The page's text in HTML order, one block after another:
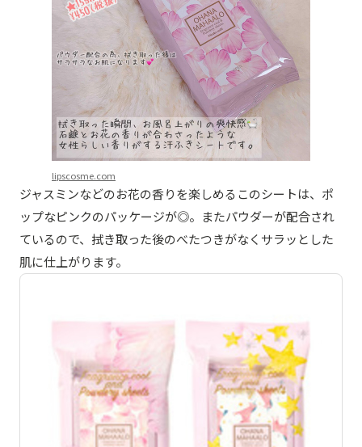
lipscosme.com
ジャスミンなどのお花の香りを楽しめるこのシートは、ポ
ップなピンクのパッケージが◎。またパウダーが配合され
ているので、拭き取った後のべたつきがなくサラッとした
肌に仕上がります。